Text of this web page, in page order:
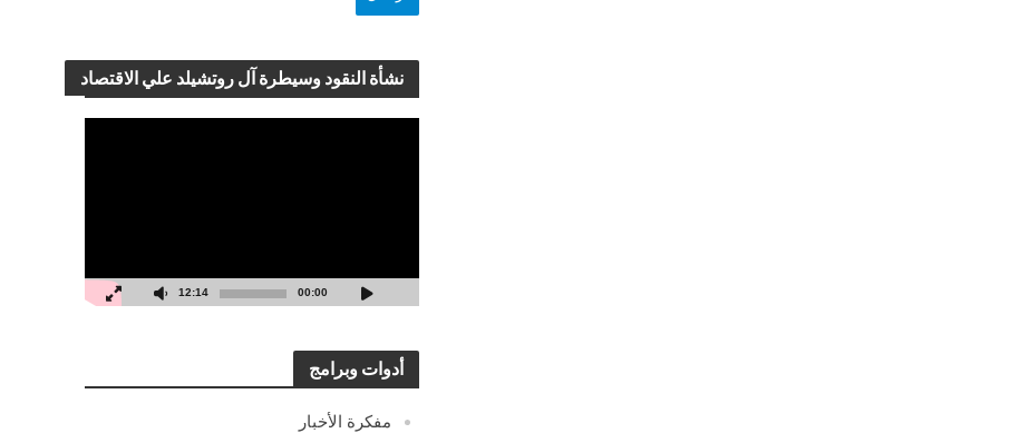
نشأة النقود وسيطرة آل روتشيلد علي الاقتصاد
00:00
12:14
أدوات وبرامج
مفكرة الأخبار